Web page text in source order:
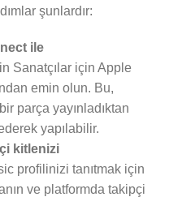
şunlardır:
ile
Sanatçılar için Apple
emin olun. Bu,
parça yayınladıktan
yapılabilir.
kitlenizi
profilinizi tanıtmak için
ve platformda takipçi